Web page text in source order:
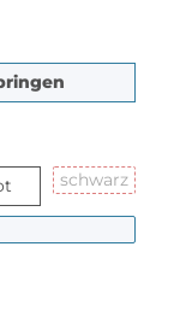
Springen
schwarz